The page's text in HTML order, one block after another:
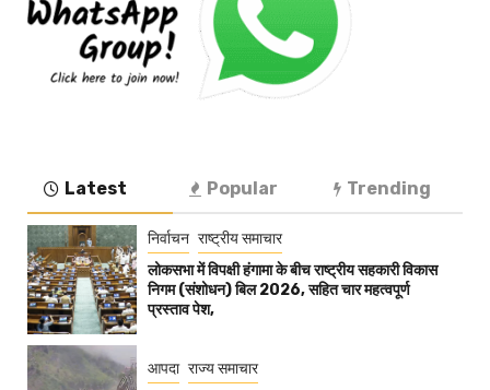
Latest Popular Trending
निर्वाचन राष्ट्रीय समाचार
लोकसभा में विपक्षी हंगामा के बीच राष्ट्रीय सहकारी विकास
निगम (संशोधन) बिल 2026, सहित चार महत्वपूर्ण
प्रस्ताव पेश,
आपदा राज्य समाचार